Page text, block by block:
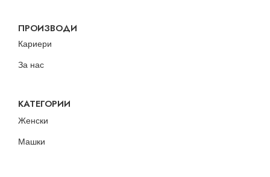
ПРОИЗВОДИ
Кариери
За нас
КАТЕГОРИИ
Женски
Машки